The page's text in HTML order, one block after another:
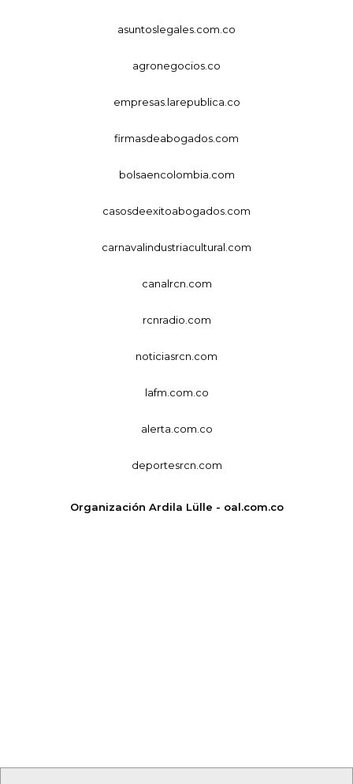
asuntoslegales.com.co
agronegocios.co
empresas.larepublica.co
firmasdeabogados.com
bolsaencolombia.com
casosdeexitoabogados.com
carnavalindustriacultural.com
canalrcn.com
rcnradio.com
noticiasrcn.com
lafm.com.co
alerta.com.co
deportesrcn.com
Organización Ardila Lülle - oal.com.co